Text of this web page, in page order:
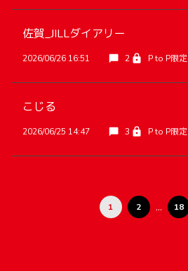
佐賀_JILLダイアリー
2026/06/26 16:51 2 P to P限定
こじる
2026/06/25 14:47 3 P to P限定
1 2 … 18